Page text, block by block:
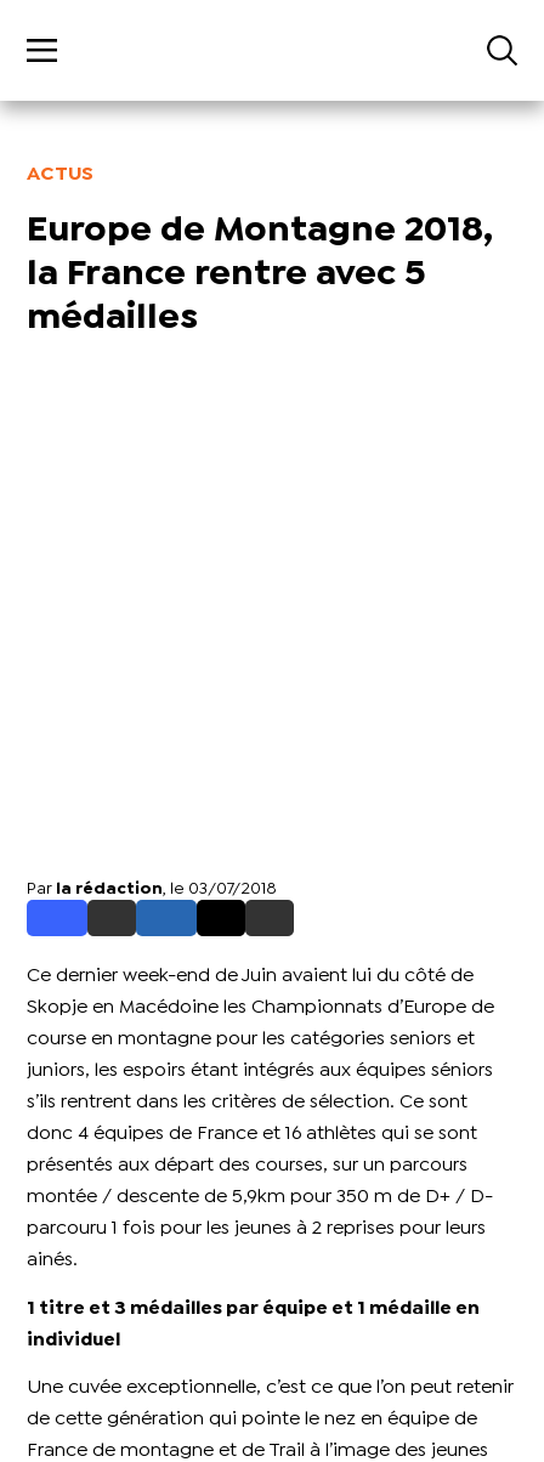
ACTUS
Europe de Montagne 2018,
la France rentre avec 5
médailles
Par la rédaction , le 03/07/2018
Ce dernier week-end de Juin avaient lui du côté de
Skopje en Macédoine les Championnats d’Europe de
course en montagne pour les catégories seniors et
juniors, les espoirs étant intégrés aux équipes séniors
s’ils rentrent dans les critères de sélection. Ce sont
donc 4 équipes de France et 16 athlètes qui se sont
présentés aux départ des courses, sur un parcours
montée / descente de 5,9km pour 350 m de D+ / D-
parcouru 1 fois pour les jeunes à 2 reprises pour leurs
ainés.
1 titre et 3 médailles par équipe et 1 médaille en
individuel
Une cuvée exceptionnelle, c’est ce que l’on peut retenir
de cette génération qui pointe le nez en équipe de
France de montagne et de Trail à l’image des jeunes